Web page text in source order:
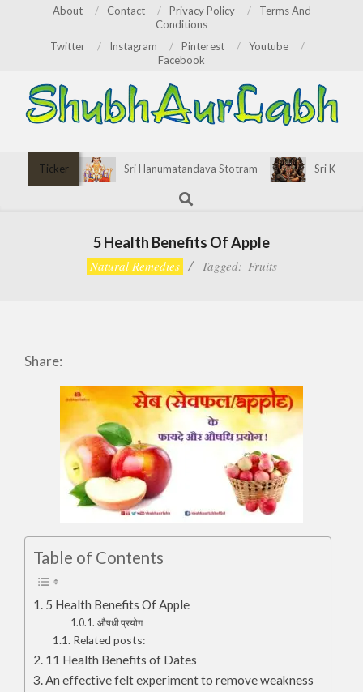
About Contact Privacy Policy
Terms And
Conditions
Twitter
Instagram Pinterest
Youtube
Facebook
Ticker Sri Hanumatandava Stotram
Sri Kirata
Search
5 Health Benefits Of Apple
Natural Remedies Tagged: Fruits
Share:
Table of Contents
5 Health Benefits Of Apple
औषधी प्रयोग
Related posts:
11 Health Benefits of Dates
An effective felt experiment to remove weakness